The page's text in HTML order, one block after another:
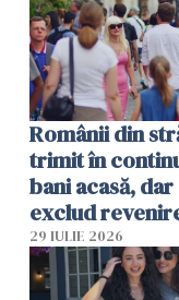
Românii din
trimit în
bani acasă, dar
exclud
29 IULIE 2026